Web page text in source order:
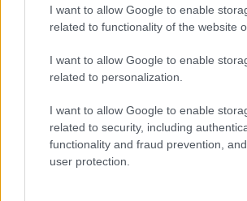
I want to allow Google to enable
related to functionality of the website
I want to allow Google to enable
related to personalization.
I want to allow Google to enable
related to security, including
functionality and fraud prevention,
user protection.
Giornale dello
Spettacolo
Wondernet
Giuliana Sgrena